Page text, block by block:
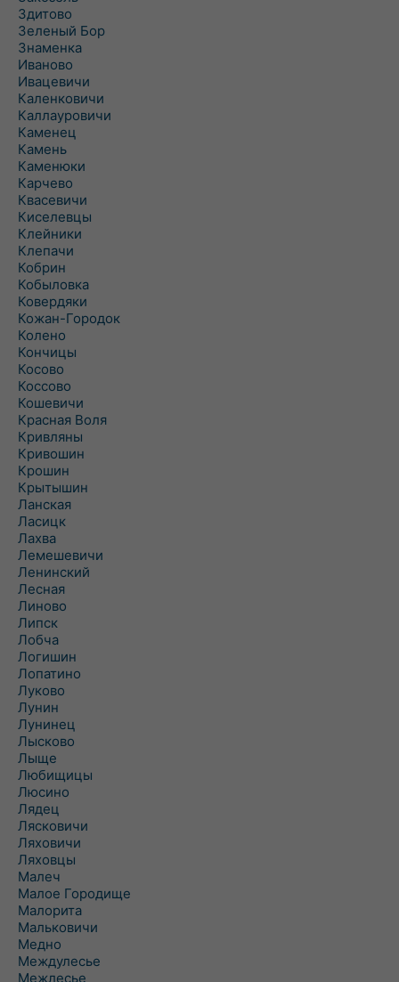
Здитово
Зеленый Бор
Знаменка
Иваново
Ивацевичи
Каленковичи
Каллауровичи
Каменец
Камень
Каменюки
Карчево
Квасевичи
Киселевцы
Клейники
Клепачи
Кобрин
Кобыловка
Ковердяки
Кожан-Городок
Колено
Кончицы
Косово
Коссово
Кошевичи
Красная Воля
Кривляны
Кривошин
Крошин
Крытышин
Ланская
Ласицк
Лахва
Лемешевичи
Ленинский
Лесная
Линово
Липск
Лобча
Логишин
Лопатино
Луково
Лунин
Лунинец
Лысково
Лыще
Любищицы
Люсино
Лядец
Лясковичи
Ляховичи
Ляховцы
Малеч
Малое Городище
Малорита
Мальковичи
Медно
Междулесье
Межлесье